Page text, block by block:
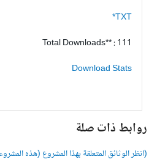
TXT*
Total Downloads** : 111
Download Stats
روابط ذات صلة
(انظر الوثائق المتعلقة بهذا المشروع (هذه المشروعات